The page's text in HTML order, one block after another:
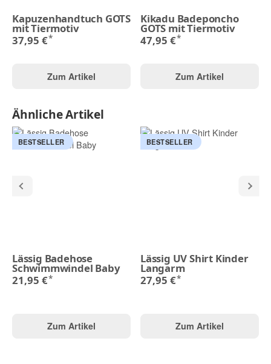
Kapuzenhandtuch GOTS
mit Tiermotiv
37,95 €*
Zum Artikel
Kikadu Badeponcho
GOTS mit Tiermotiv
47,95 €*
Zum Artikel
Ähnliche Artikel
BESTSELLER
Lässig Badehose
Schwimmwindel Baby
21,95 €*
Zum Artikel
BESTSELLER
Lässig UV Shirt Kinder
Langarm
27,95 €*
Zum Artikel